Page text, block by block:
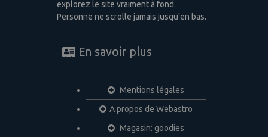
explorez le site vraiment à fond.
Personne ne scrolle jamais jusqu'en bas.
En savoir plus
Mentions légales
A propos de Webastro
Magasin: goodies